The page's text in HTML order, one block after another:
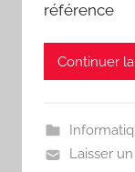
référence
Continuer
Laisser